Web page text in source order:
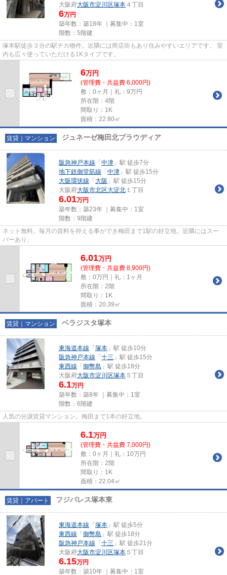
大阪府大阪市淀川区塚本 ４丁目
6万円
築年数：築18年 ｜募集中： 1室
階数：5階建
塚本駅徒歩３分の駅チカ物件。近隣には商店街もあり住みやすいエリアです。 室
内も広々使っていただける1Kタイプです。
6万円
(管理費・共益費 6,000円)
敷：0ヶ月｜礼：9万円
所在階：4階
間取り：1K
面積：22.80㎡
賃貸｜マンション ジュネーゼ梅田北プラウディア
阪急神戸本線 「 中津 」駅 徒歩7分
地下鉄御堂筋線 「 中津 」駅 徒歩15分
大阪環状線 「 大阪 」駅 徒歩15分
大阪府大阪市北区大淀北 １丁目
6.01万円
築年数：築23年 ｜募集中： 1室
階数：9階建
ネット無料。毎月の賃料を抑える事ができ梅田まで1駅の好立地。近隣にはスー
パーあり。
6.01万円
(管理費・共益費 8,900円)
敷：0万円｜礼：1ヶ月
所在階：2階
間取り：1K
面積：20.39㎡
賃貸｜マンション ベラジスタ塚本
東海道本線 「 塚本 」駅 徒歩10分
阪急神戸本線 「 十三 」駅 徒歩15分
東西線 「 御幣島 」駅 徒歩18分
大阪府大阪市淀川区塚本 ５丁目
6.1万円
築年数：築8年 ｜募集中： 1室
階数：6階建
人気の分譲賃貸マンション。梅田まで1本の好立地。
6.1万円
(管理費・共益費 7,000円)
敷：0ヶ月｜礼：10万円
所在階：2階
間取り：1K
面積：22.04㎡
賃貸｜アパート フジパレス塚本東
東海道本線 「 塚本 」駅 徒歩5分
東西線 「 御幣島 」駅 徒歩18分
阪急神戸本線 「 十三 」駅 徒歩21分
大阪府大阪市淀川区塚本 ５丁目
6.15万円
築年数：築10年 ｜募集中： 1室